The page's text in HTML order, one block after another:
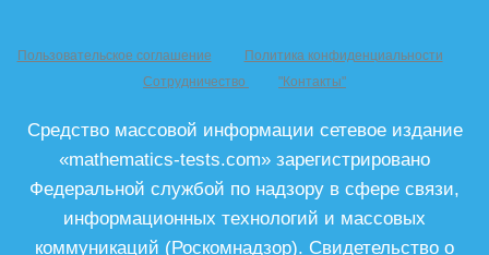
Пользовательское соглашение
Политика конфиденциальности
Сотрудничество
"Контакты"
Средство массовой информации сетевое издание
«mathematics-tests.com» зарегистрировано
Федеральной службой по надзору в сфере связи,
информационных технологий и массовых
коммуникаций (Роскомнадзор). Свидетельство о